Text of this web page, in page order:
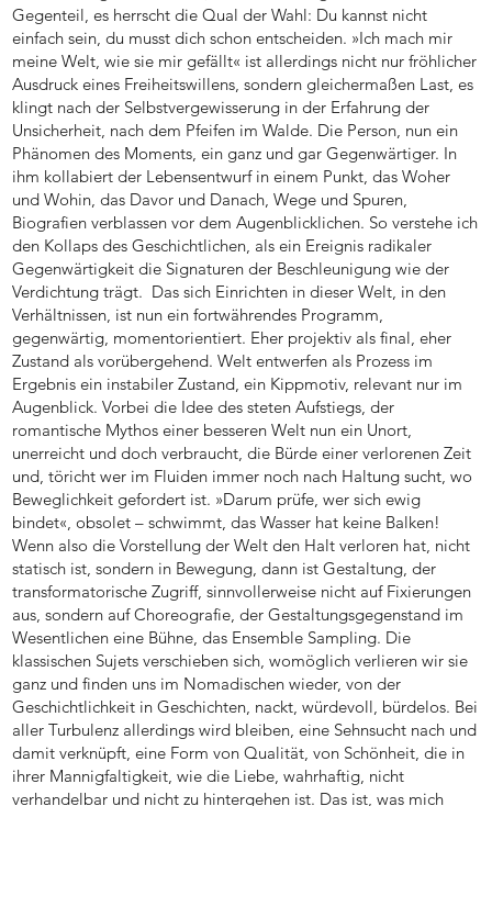
Gegenteil, es herrscht die Qual der Wahl: Du kannst nicht
einfach sein, du musst dich schon entscheiden. »Ich mach mir
meine Welt, wie sie mir gefällt« ist allerdings nicht nur fröhlicher
Ausdruck eines Freiheitswillens, sondern gleichermaßen Last, es
klingt nach der Selbstvergewisserung in der Erfahrung der
Unsicherheit, nach dem Pfeifen im Walde. Die Person, nun ein
Phänomen des Moments, ein ganz und gar Gegenwärtiger. In
ihm kollabiert der Lebensentwurf in einem Punkt, das Woher
und Wohin, das Davor und Danach, Wege und Spuren,
Biografien verblassen vor dem Augenblicklichen. So verstehe ich
den Kollaps des Geschichtlichen, als ein Ereignis radikaler
Gegenwärtigkeit die Signaturen der Beschleunigung wie der
Verdichtung trägt. Das sich Einrichten in dieser Welt, in den
Verhältnissen, ist nun ein fortwährendes Programm,
gegenwärtig, momentorientiert. Eher projektiv als final, eher
Zustand als vorübergehend. Welt entwerfen als Prozess im
Ergebnis ein instabiler Zustand, ein Kippmotiv, relevant nur im
Augenblick. Vorbei die Idee des steten Aufstiegs, der
romantische Mythos einer besseren Welt nun ein Unort,
unerreicht und doch verbraucht, die Bürde einer verlorenen Zeit
und, töricht wer im Fluiden immer noch nach Haltung sucht, wo
Beweglichkeit gefordert ist. »Darum prüfe, wer sich ewig
bindet«, obsolet – schwimmt, das Wasser hat keine Balken!
Wenn also die Vorstellung der Welt den Halt verloren hat, nicht
statisch ist, sondern in Bewegung, dann ist Gestaltung, der
transformatorische Zugriff, sinnvollerweise nicht auf Fixierungen
aus, sondern auf Choreografie, der Gestaltungsgegenstand im
Wesentlichen eine Bühne, das Ensemble Sampling. Die
klassischen Sujets verschieben sich, womöglich verlieren wir sie
ganz und finden uns im Nomadischen wieder, von der
Geschichtlichkeit in Geschichten, nackt, würdevoll, bürdelos. Bei
aller Turbulenz allerdings wird bleiben, eine Sehnsucht nach und
damit verknüpft, eine Form von Qualität, von Schönheit, die in
ihrer Mannigfaltigkeit, wie die Liebe, wahrhaftig, nicht
verhandelbar und nicht zu hintergehen ist. Das ist, was mich